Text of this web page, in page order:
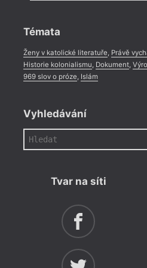
Témata
Ženy v katolické literatuře, Právě
Historie kolonialismu, Dokument,
969 slov o próze, Islám
Vyhledávání
Tvar na síti